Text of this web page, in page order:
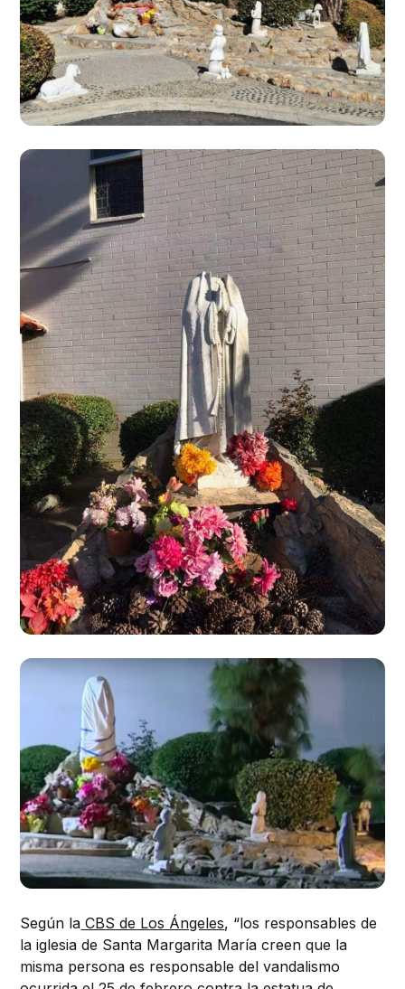
Según la CBS de Los Ángeles, “los responsables de
la iglesia de Santa Margarita María creen que la
misma persona es responsabledel vandalismo